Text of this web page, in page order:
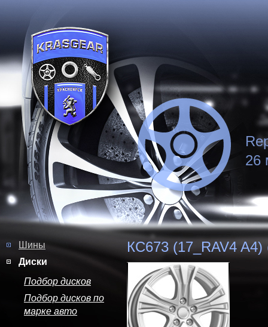
26
Шины
Диски
Подбор дисков
Подбор дисков по
марке авто
КС673 (17_RAV4 A4)